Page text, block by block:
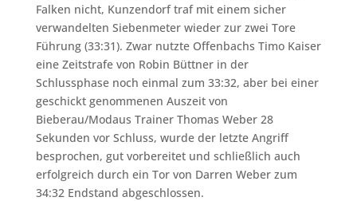
Falken nicht, Kunzendorf traf mit einem sicher
verwandelten Siebenmeter wieder zur zwei Tore
Führung (33:31). Zwar nutzte Offenbachs Timo Kaiser
eine Zeitstrafe von Robin Büttner in der
Schlussphase noch einmal zum 33:32, aber bei einer
geschickt genommenen Auszeit von
Bieberau/Modaus Trainer Thomas Weber 28
Sekunden vor Schluss, wurde der letzte Angriff
besprochen, gut vorbereitet und schließlich auch
erfolgreich durch ein Tor von Darren Weber zum
34:32 Endstand abgeschlossen.